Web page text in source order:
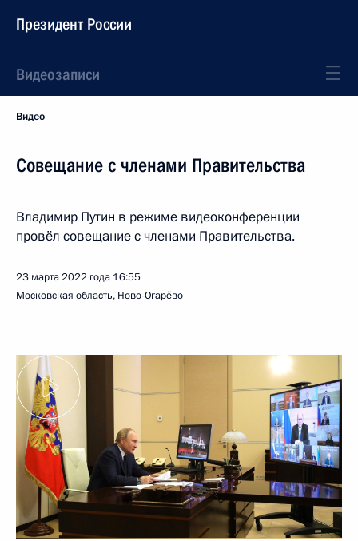
Президент России
Видеозаписи
Видео
Совещание с членами Правительства
Владимир Путин в режиме видеоконференции
провёл совещание с членами Правительства.
23 марта 2022 года 16:55
Московская область, Ново-Огарёво